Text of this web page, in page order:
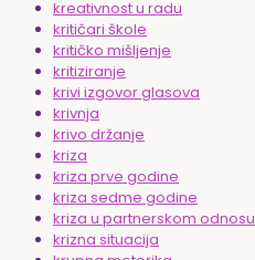
kreativnost u radu
kritičari škole
kritičko mišljenje
kritiziranje
krivi izgovor glasova
krivnja
krivo držanje
kriza
kriza prve godine
kriza sedme godine
kriza u partnerskom odnosu
krizna situacija